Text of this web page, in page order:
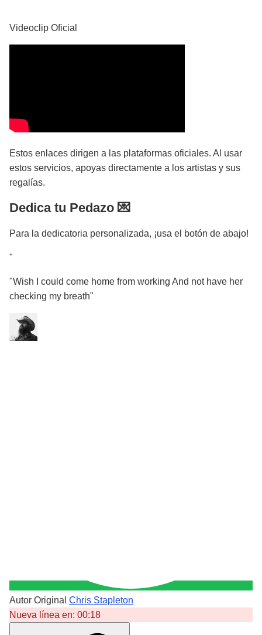
Videoclip Oficial
Estos enlaces dirigen a las plataformas oficiales. Al usar
estos servicios, apoyas directamente a los artistas y sus
regalías.
Dedica tu Pedazo 💌
Para la dedicatoria personalizada, ¡usa el botón de abajo!
"
"Wish I could come home from working And not have her
checking my breath"
Autor Original Chris Stapleton
Nueva línea en: 00:18